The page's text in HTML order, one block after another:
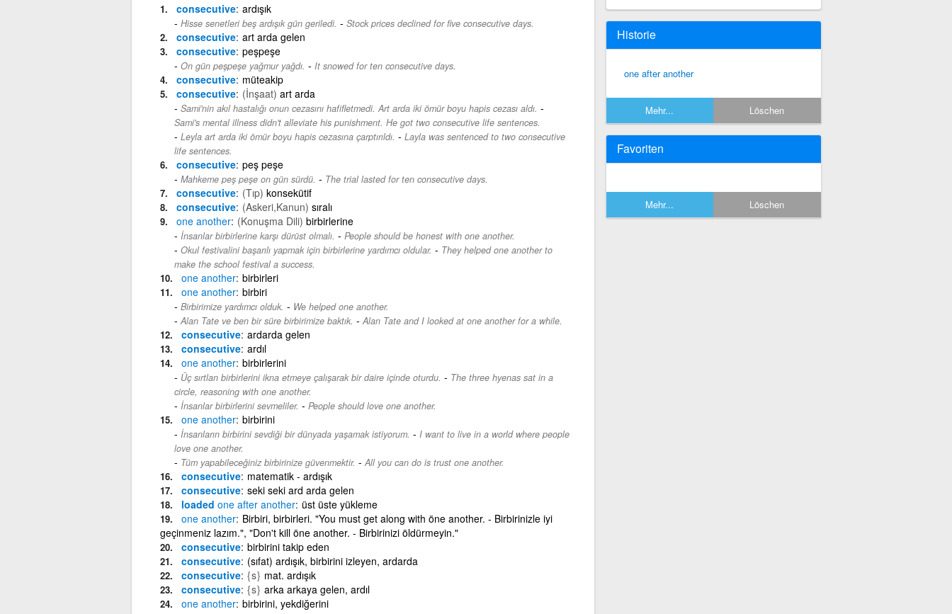
consecutive ardışık
Hisse senetleri beş ardışık gün geriledi. - Stock prices declined for five consecutive days.
consecutive art arda gelen
consecutive peşpeşe
On gün peşpeşe yağmur yağdı. - It snowed for ten consecutive days.
consecutive müteakip
consecutive (İnşaat) art arda
Sami'nin akıl hastalığı onun cezasını hafifletmedi. Art arda iki ömür boyu hapis cezası aldı. -
Sami's mental illness didn't alleviate his punishment. He got two consecutive life sentences.
Leyla art arda iki ömür boyu hapis cezasına çarptırıldı. - Layla was sentenced to two consecutive
life sentences.
consecutive peş peşe
Mahkeme peş peşe on gün sürdü. - The trial lasted for ten consecutive days.
consecutive (Tıp) konsekütif
consecutive (Askeri,Kanun) sıralı
one another (Konuşma Dili) birbirlerine
İnsanlar birbirlerine karşı dürüst olmalı. - People should be honest with one another.
Okul festivalini başarılı yapmak için birbirlerine yardımcı oldular. - They helped one another to
make the school festival a success.
one another birbirleri
one another birbiri
Birbirimize yardımcı olduk. - We helped one another.
Alan Tate ve ben bir süre birbirimize baktık. - Alan Tate and I looked at one another for a while.
consecutive ardarda gelen
consecutive ardıl
one another birbirlerini
Üç sırtlan birbirlerini ikna etmeye çalışarak bir daire içinde oturdu. - The three hyenas sat in a
circle, reasoning with one another.
İnsanlar birbirlerini sevmeliler. - People should love one another.
one another birbirini
İnsanların birbirini sevdiği bir dünyada yaşamak istiyorum. - I want to live in a world where people
love one another.
Tüm yapabileceğiniz birbirinize güvenmektir. - All you can do is trust one another.
consecutive matematik - ardışık
consecutive seki seki ard arda gelen
loaded one after another üst üste yükleme
one another Birbiri, birbirleri. "You must get along with öne another. - Birbirinizle iyi
geçinmeniz lazım.", "Don't kill öne another. - Birbirinizi öldürmeyin."
consecutive birbirini takip eden
consecutive (sıfat) ardışık, birbirini izleyen, ardarda
consecutive {s} mat. ardışık
consecutive {s} arka arkaya gelen, ardıl
one another birbirini, yekdiğerini
Historie
one after another
Mehr... Löschen
Favoriten
Mehr... Löschen